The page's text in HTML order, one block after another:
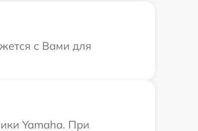
с Вами для
Yamaha. При